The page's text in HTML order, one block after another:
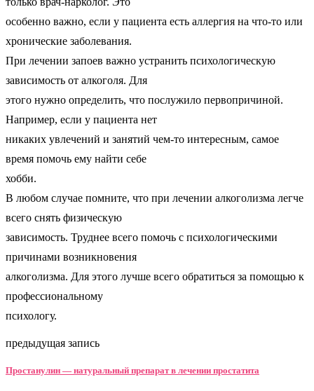
особенно важно, если у пациента есть аллергия на что-то или
хронические заболевания.
При лечении запоев важно устранить психологическую
зависимость от алкоголя. Для
этого нужно определить, что послужило первопричиной.
Например, если у пациента нет
никаких увлечений и занятий чем-то интересным, самое
время помочь ему найти себе
хобби.
В любом случае помните, что при лечении алкоголизма легче
всего снять физическую
зависимость. Труднее всего помочь с психологическими
причинами возникновения
алкоголизма. Для этого лучше всего обратиться за помощью к
профессиональному
психологу.
предыдущая запись
Простанулин — натуральный препарат в лечении простатита